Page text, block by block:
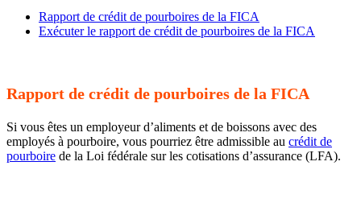
Rapport de crédit de pourboires de la FICA
Exécuter le rapport de crédit de pourboires de la FICA
Rapport de crédit de pourboires de la FICA
Si vous êtes un employeur d’aliments et de boissons avec des
employés à pourboire, vous pourriez être admissible au crédit de
pourboire de la Loi fédérale sur les cotisations d’assurance (LFA).